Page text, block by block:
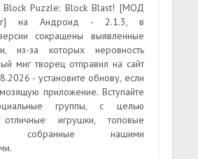
Block Puzzle: Block Blast! [МОД
на Андроид - 2.1.3, в
сокращены выявленные
из-за которых неровность
миг творец отправил на сайт
- установите обнову, если
приложение. Вступайте
группы, с целью
отличные игрушки, топовые
собранные нашими